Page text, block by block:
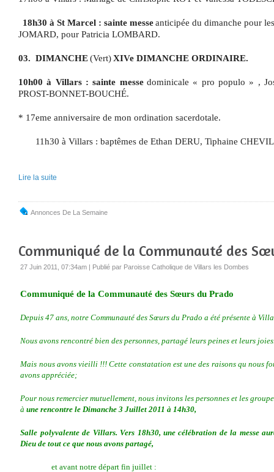
18h30 à St Marcel : sainte messeanticipée du dimanche pour
JOMARD, pour Patricia LOMBARD.
03. DIMANCHE(Vert)XIVe DIMANCHE ORDINAIRE.
10h00 à Villars : sainte messe dominicale « pro populo » ,
PROST-BONNET-BOUCHÉ.
* 17eme anniversaire de mon ordination sacerdotale.
11h30 à Villars : baptêmes de Ethan DERU, Tiphaine
Lire la suite
Annonces De La Semaine
Communiqué de la Communauté des
27 Juin 2011, 07:34am | Publié par Paroisse Catholique de Villars les Dombes
Communiqué de la Communauté des Sœurs du Prado
Depuis 47 ans, notre Communauté des Sœurs du Prado a été présente à
Nous avons rencontré bien des personnes, partagé leurs peines et leurs
Mais nous avons vieilli !!! Cette constatation est une des raisons qu nous
avons appréciée;
Pour nous remercier mutuellement, nous invitons les personnes et les
à une rencontre le Dimanche 3 Juillet 2011 à 14h30,
Salle polyvalente de Villars. Vers 18h30, une célébration de la messe
Dieu de tout ce que nous avons partagé,
et avant notre départ fin juillet :